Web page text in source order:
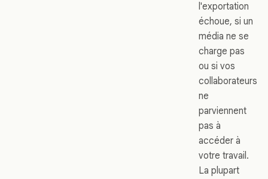
l'exportation
échoue, si un
média ne se
charge pas
ou si vos
collaborateurs
ne
parviennent
pas à
accéder à
votre travail.
La plupart